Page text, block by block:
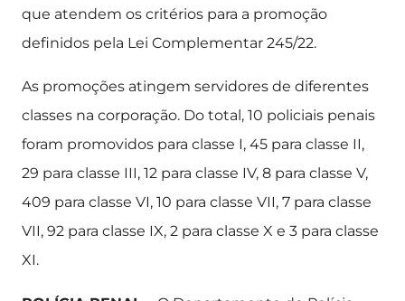
que atendem os critérios para a promoção
definidos pela Lei Complementar 245/22.
As promoções atingem servidores de diferentes
classes na corporação. Do total, 10 policiais penais
foram promovidos para classe I, 45 para classe II,
29 para classe III, 12 para classe IV, 8 para classe V,
409 para classe VI, 10 para classe VII, 7 para classe
VII, 92 para classe IX, 2 para classe X e 3 para classe
XI.